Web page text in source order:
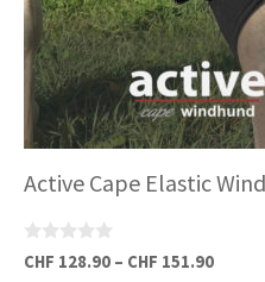
Active Cape Elastic
0
v
CHF 128.90 – CHF 151.90